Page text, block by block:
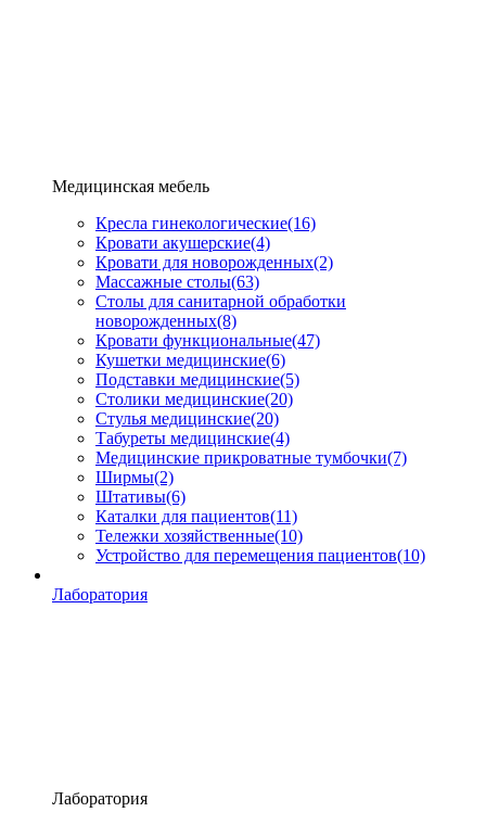
Медицинская мебель
Кресла гинекологические(16)
Кровати акушерские(4)
Кровати для новорожденных(2)
Массажные столы(63)
Столы для санитарной обработки
новорожденных(8)
Кровати функциональные(47)
Кушетки медицинские(6)
Подставки медицинские(5)
Столики медицинские(20)
Стулья медицинские(20)
Табуреты медицинские(4)
Медицинские прикроватные тумбочки(7)
Ширмы(2)
Штативы(6)
Каталки для пациентов(11)
Тележки хозяйственные(10)
Устройство для перемещения пациентов(10)
Лаборатория
Лаборатория